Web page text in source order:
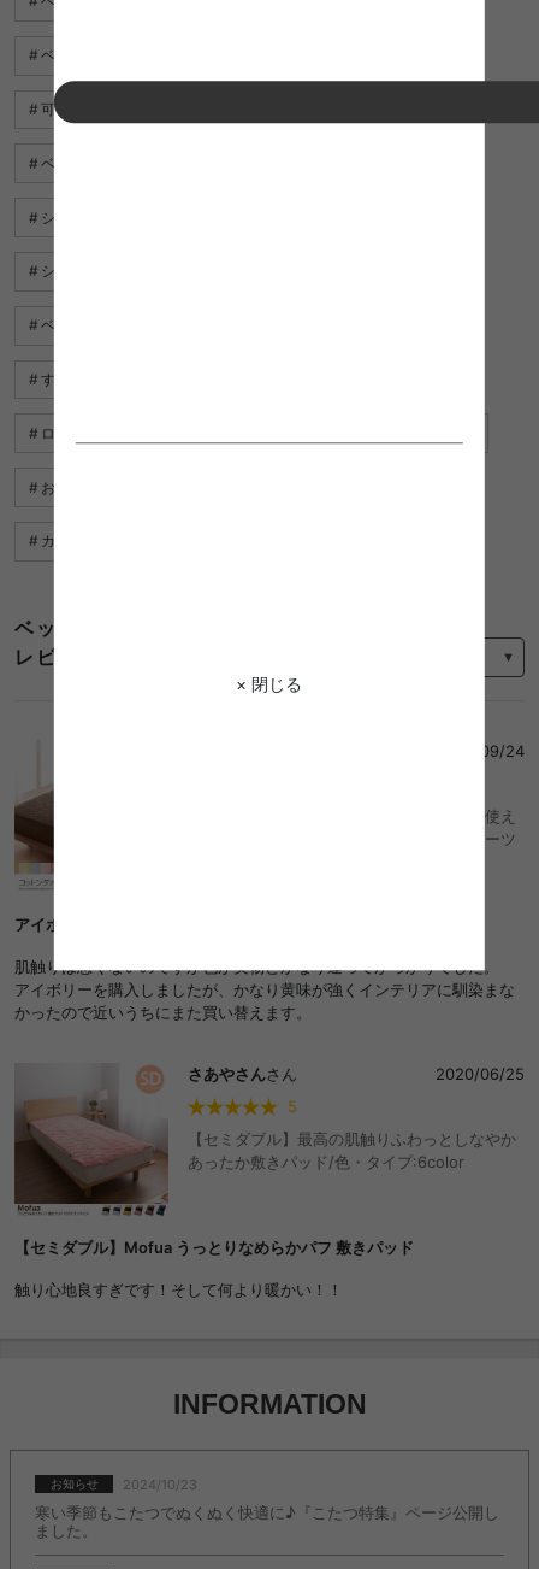
× 閉じる
ベッド 充電
可愛い ベッド フレーム
ベッド おしゃれ 白
シングルベッド サイズ
シングルベッド マットレス 付き
ベッド シーツ おしゃれ シングル
すのこ ベッド ひのき
ロフトベッド おしゃれ
おしゃれ すのこ ベッド
カラーボックス おすすめ
ベッド パッド セミダブル おすすめの
レビュー
2023/09/24
【完成品】【セミダブル】オールシーズン使え
るコットンタオルパッド一体型ボックスシーツ
アイボリー？
肌触りは悪くないのですが色が実物とかなり違ってがっかりでした。
アイボリーを購入しましたが、かなり黄味が強くインテリアに馴染まな
かったので近いうちにまた買い替えます。
さあやさんさん
2020/06/25
5
【セミダブル】最高の肌触りふわっとしなやか
あったか敷きパッド/色・タイプ:6color
【セミダブル】Mofua うっとりなめらかパフ 敷きパッド
触り心地良すぎです！そして何より暖かい！！
INFORMATION
お知らせ 2024/10/23
寒い季節もこたつでぬくぬく快適に♪『こたつ特集』ページ公開し
ました。